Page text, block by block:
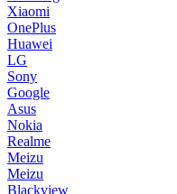
Xiaomi
OnePlus
Huawei
LG
Sony
Google
Asus
Nokia
Realme
Meizu
Meizu
Blackview